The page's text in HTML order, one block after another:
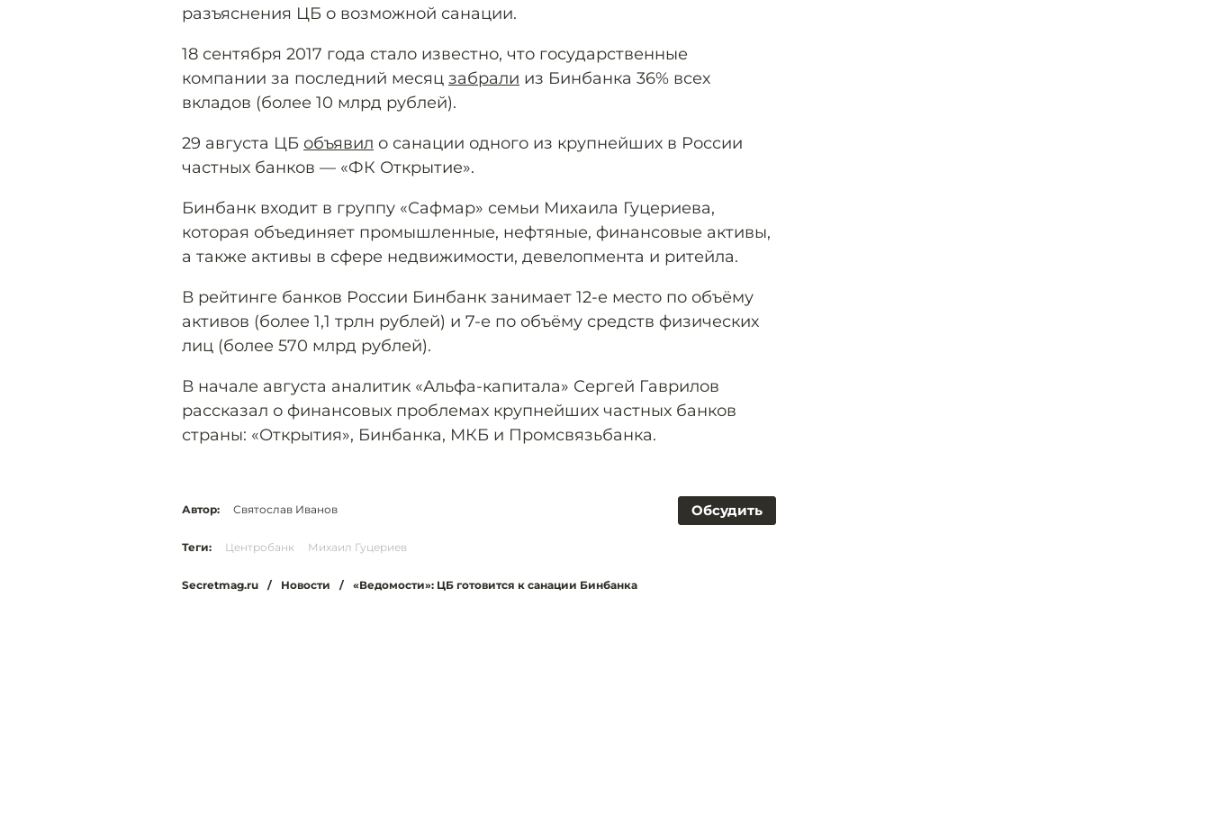
разъяснения ЦБ о возможной санации.
18 сентября 2017 года стало известно, что государственные
компании за последний месяц забрали из Бинбанка 36% всех
вкладов (более 10 млрд рублей).
29 августа ЦБ объявил о санации одного из крупнейших в России
частных банков — «ФК Открытие».
Бинбанк входит в группу «Сафмар» семьи Михаила Гуцериева,
которая объединяет промышленные, нефтяные, финансовые активы,
а также активы в сфере недвижимости, девелопмента и ритейла.
В рейтинге банков России Бинбанк занимает 12-е место по объёму
активов (более 1,1 трлн рублей) и 7-е по объёму средств физических
лиц (более 570 млрд рублей).
В начале августа аналитик «Альфа-капитала» Сергей Гаврилов
рассказал о финансовых проблемах крупнейших частных банков
страны: «Открытия», Бинбанка, МКБ и Промсвязьбанка.
Обсудить
Автор: Святослав Иванов
Теги: Центробанк Михаил Гуцериев
Secretmag.ru / Новости / «Ведомости»: ЦБ готовится к санации Бинбанка